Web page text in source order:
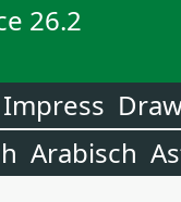
26.2
Impress
Arabisch